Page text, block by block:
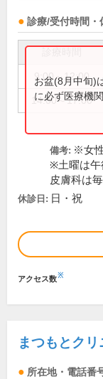
診療/受付時間・
9:00～12:00
14:00～17:00
お盆(8月中旬)
に必ず医療機
備考: ※女
※土曜は午
皮膚科は
休診日: 日・祝
アクセス数※
まつもとクリ
所在地・電話番